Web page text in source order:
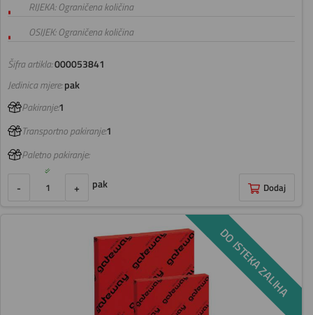
Šifra artikla:000053841
RIJEKA: Ograničena količina
OSIJEK: Ograničena količina
Jedinica mjere:pak
Pakiranje:1
Transportno pakiranje:1
Paletno pakiranje:
- + pak Dodaj
DO ISTEKA ZALIHA